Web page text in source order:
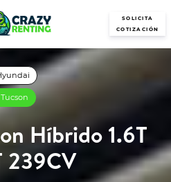
SOLICITA
COTIZACIÓN
Híbrido 1.6T
239CV